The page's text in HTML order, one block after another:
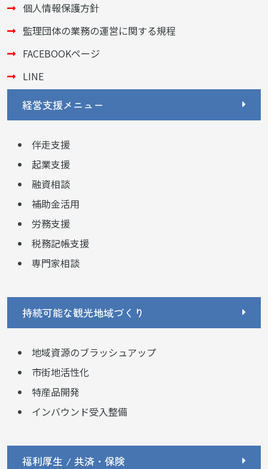
個人情報保護方針
監理団体の業務の運営に関する規程
FACEBOOKページ
LINE
経営支援メニュー
伴走支援
起業支援
融資相談
補助金活用
労務支援
税務記帳支援
専門家相談
持続可能な観光地域づくり
地域資源のブラッシュアップ
市街地活性化
特産品開発
インバウンド受入整備
福利厚生 / 共済・保険